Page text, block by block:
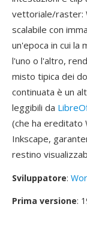
vettoriale/raster:
scalabile con
un'epoca in cui
l'uno o l'altro,
misto tipica dei
continuata è un
leggibili da
(che ha ereditato
Inkscape,
restino
Sviluppatore:
Prima versione: